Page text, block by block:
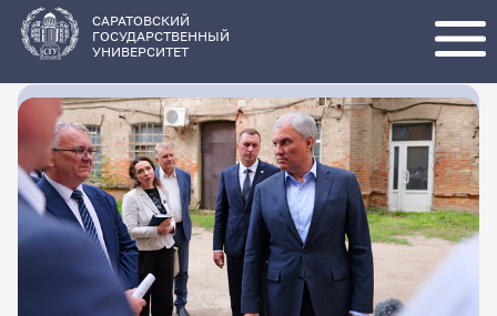
основному
содержанию
САРАТОВСКИЙ
ГОСУДАРСТВЕННЫЙ
УНИВЕРСИТЕТ